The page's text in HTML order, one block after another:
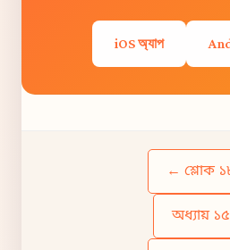
iOS অ্যাপ
← শ্লোক
অধ্যায় ১৫